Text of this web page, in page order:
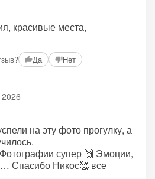
красивые места,
Да Нет
на эту фото прогулку, а
супер 🙌 Эмоции,
Спасибо Никос🥰 все